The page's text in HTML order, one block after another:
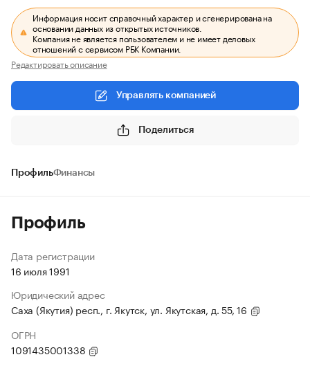
Информация носит справочный характер и сгенерирована на
основании данных из открытых источников.
Компания не является пользователем и не имеет деловых
отношений с сервисом РБК Компании.
Редактировать описание
Управлять компанией
Поделиться
ПрофильФинансы
Профиль
Дата регистрации
16 июля 1991
Юридический адрес
Саха (Якутия) респ., г. Якутск, ул. Якутская, д. 55, 16
ОГРН
1091435001338